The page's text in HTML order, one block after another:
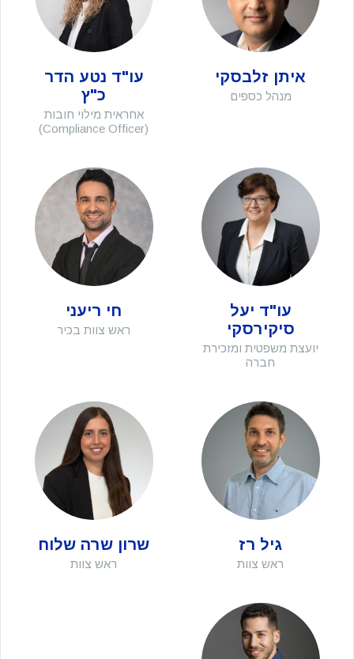
איתן זלבסקי
מנהל כספים
עו"ד נטע הדר
כ"ץ
אחראית מילוי חובות
(Compliance Officer)
עו"ד יעל
סיקירסקי
יועצת משפטית ומזכירת
חברה
חי ריעני
ראש צוות בכיר
גיל רז
ראש צוות
שרון שרה שלוח
ראש צוות